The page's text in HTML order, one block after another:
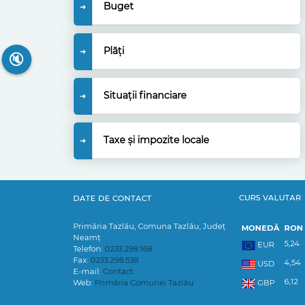
Buget
Plăți
Situații financiare
Taxe și impozite locale
DATE DE CONTACT
Primăria Tazlău, Comuna Tazlău, Județ
Neamț
Telefon: 0233.298.168
Fax: 0233.298.538
E-mail: Contact
Web: Primăria Comunei Tazlău
CURS VALUTAR
MONEDĂ RON
EUR
5,24
USD 4,54
GBP 6,12
🔇